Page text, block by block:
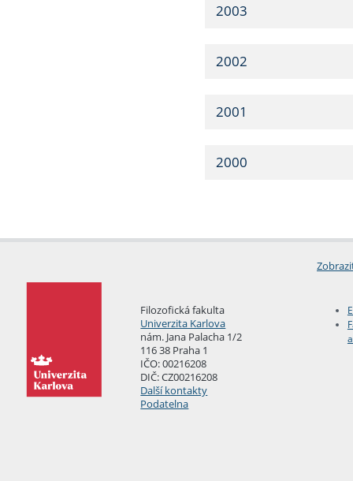
2003
2002
2001
2000
Filozofická fakulta
Univerzita Karlova
nám. Jana Palacha 1/2
116 38 Praha 1
IČO: 00216208
DIČ: CZ00216208
Další kontakty
Podatelna